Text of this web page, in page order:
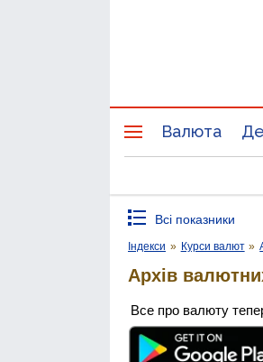
Валюта
Всі показники
Індекси » Курси валют »
Архів
Все про валюту